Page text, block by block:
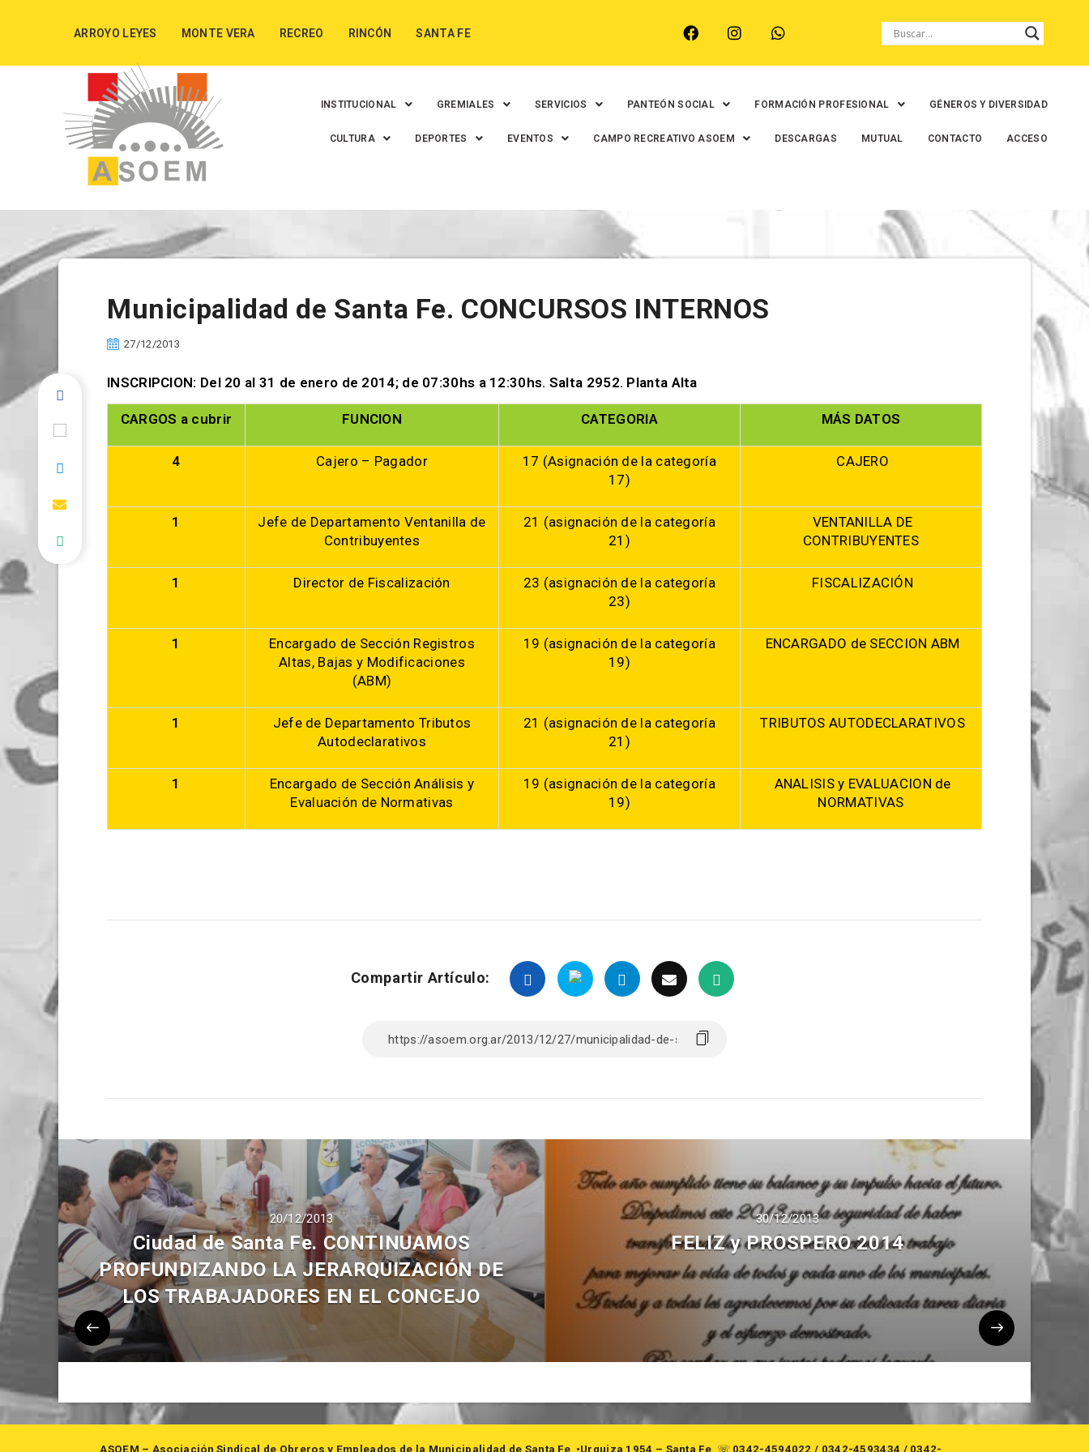
ARROYO LEYES MONTE VERA RECREO RINCÓN SANTA FE
INSTITUCIONAL GREMIALES SERVICIOS PANTEÓN SOCIAL FORMACIÓN PROFESIONAL GÉNEROS Y DIVERSIDAD
CULTURA DEPORTES EVENTOS CAMPO RECREATIVO ASOEM DESCARGAS MUTUAL CONTACTO ACCESO
Municipalidad de Santa Fe. CONCURSOS INTERNOS
27/12/2013
INSCRIPCION: Del 20 al 31 de enero de 2014; de 07:30hs a 12:30hs. Salta 2952. Planta Alta
CARGOS a cubrir FUNCION CATEGORIA MÁS DATOS
4 Cajero – Pagador
17 (Asignación de la categoría
17)
CAJERO
1
Jefe de Departamento Ventanilla de
Contribuyentes
21 (asignación de la categoría
21)
VENTANILLA DE
CONTRIBUYENTES
1 Director de Fiscalización
23 (asignación de la categoría
23)
FISCALIZACIÓN
1
Encargado de Sección Registros
Altas, Bajas y Modificaciones
(ABM)
19 (asignación de la categoría
19)
ENCARGADO de SECCION ABM
1
Jefe de Departamento Tributos
Autodeclarativos
21 (asignación de la categoría
21)
TRIBUTOS AUTODECLARATIVOS
1
Encargado de Sección Análisis y
Evaluación de Normativas
19 (asignación de la categoría
19)
ANALISIS y EVALUACION de
NORMATIVAS
Compartir Artículo:
20/12/2013
Ciudad de Santa Fe. CONTINUAMOS
PROFUNDIZANDO LA JERARQUIZACIÓN DE
LOS TRABAJADORES EN EL CONCEJO
30/12/2013
FELIZ y PROSPERO 2014
ASOEM – Asociación Sindical de Obreros y Empleados de la Municipalidad de Santa Fe •Urquiza 1954 – Santa Fe ☏ 0342-4594022 / 0342-4593434 / 0342-